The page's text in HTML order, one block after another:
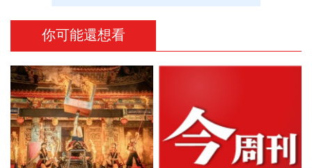
你可能還想看